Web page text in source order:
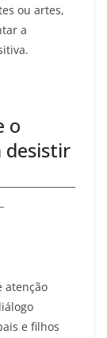
ou artes,
a
o
desistir
atenção
e filhos